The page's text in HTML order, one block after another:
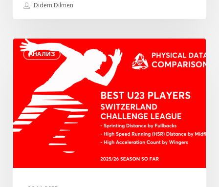
Didem Dilmen
АНАЛИЗ
Лучшие
игроки
швейцарской
Лиге
Вызова
по
параметрам